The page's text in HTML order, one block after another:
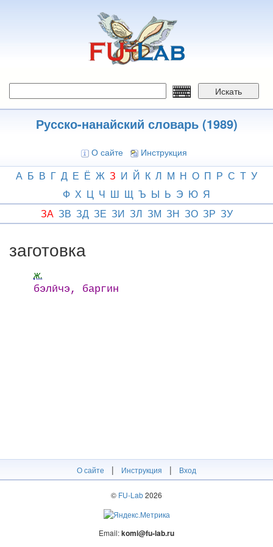
Искать
Русско-нанайский словарь (1989)
О сайте Инструкция
А Б В Г Д Е Ё Ж З И Й К Л М Н О П Р С Т У
Ф Х Ц Ч Ш Щ Ъ Ы Ь Э Ю Я
ЗА ЗВ ЗД ЗЕ ЗИ ЗЛ ЗМ ЗН ЗО ЗР ЗУ
заготовка
ж.
бэлӣчэ, баргин
О сайте | Инструкция | Вход
© FU-Lab2026
Email:komi@fu-lab.ru